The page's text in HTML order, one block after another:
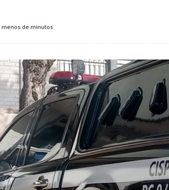
menos de minutos